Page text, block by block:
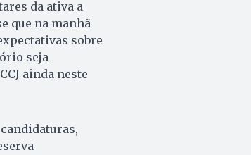
da ativa a
que na manhã
sobre
seja
ainda neste